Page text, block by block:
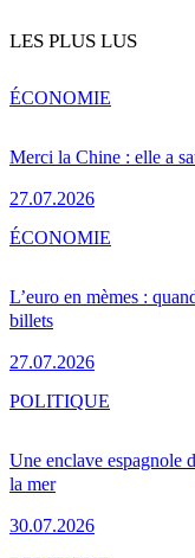
LES PLUS LUS
Merci la Chine : elle a
27.07.2026
ÉCONOMIE
L’euro en mèmes :
billets
27.07.2026
ÉCONOMIE
Une enclave espagnole
la mer
30.07.2026
POLITIQUE